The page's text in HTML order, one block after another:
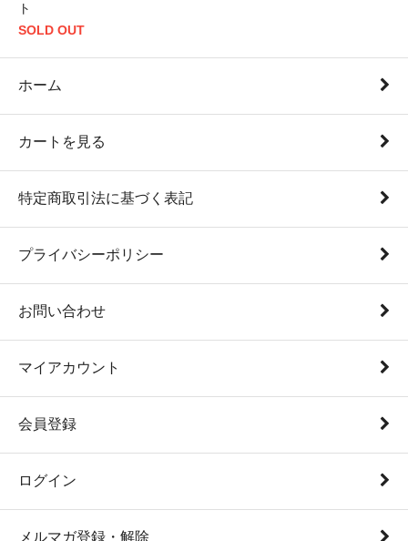
ト
SOLD OUT
ホーム
カートを見る
特定商取引法に基づく表記
プライバシーポリシー
お問い合わせ
マイアカウント
会員登録
ログイン
メルマガ登録・解除